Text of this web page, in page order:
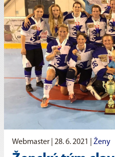
Webmaster | 28. 6. 2021 Ženy